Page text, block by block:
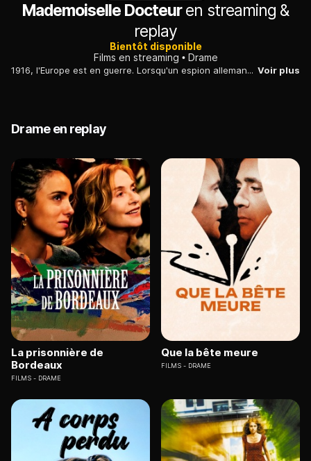
Mademoiselle Docteuren streaming &
replay
Bientôt disponible
Films en streaming
Drame
1916, l'Europe est en guerre. Lorsqu'un espion allemand est tuée, sa petite amie prend sa place. C'est alors qu'elle est envoyée à Salonique. Voir plus
Drame en replay
La prisonnière de
Bordeaux
FILMS DRAME
Que la bête meure
FILMS DRAME